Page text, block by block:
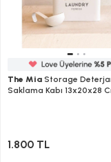
The Mia Storage
Saklama Kabı 13x20x28
1.800 TL